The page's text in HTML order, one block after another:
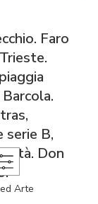
Faro
B,
Don
Arte